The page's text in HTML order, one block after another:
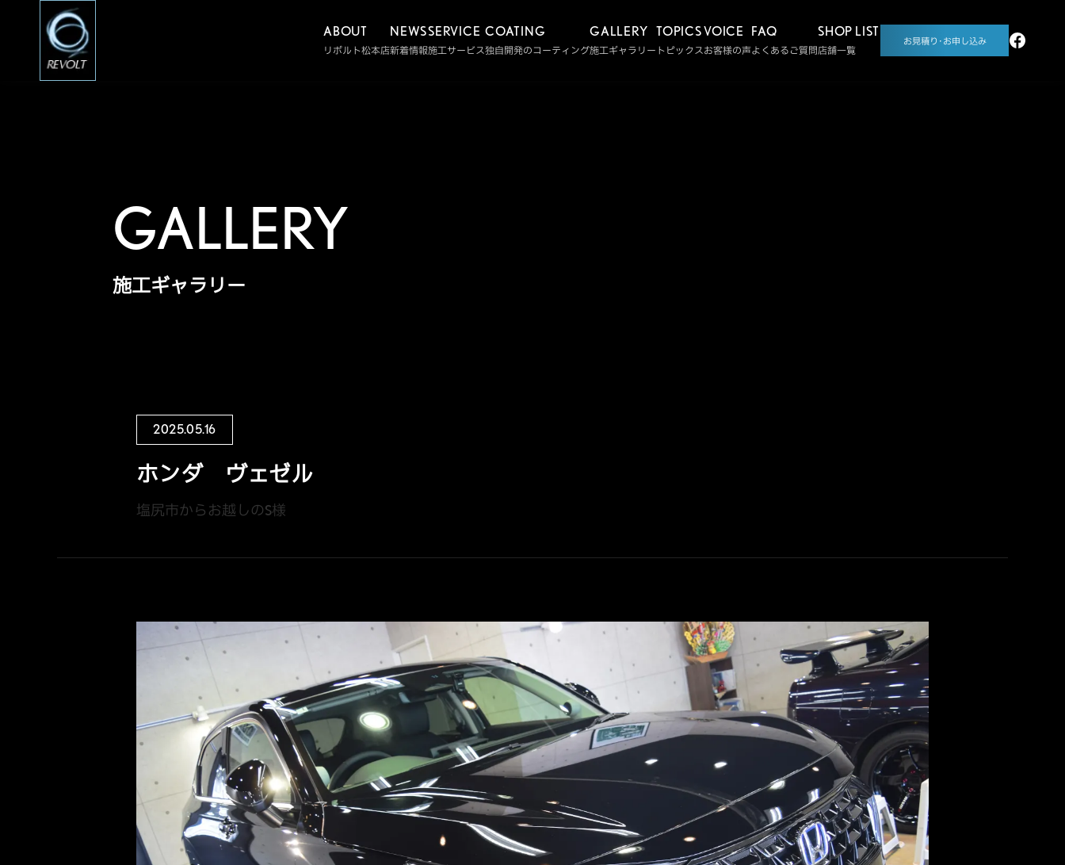
ABOUT
リボルト松本店
NEWS
新着情報
SERVICE
施工サービス
COATING
独自開発のコーティング
GALLERY
施工ギャラリー
TOPICS
トピックス
VOICE
お客様の声
FAQ
よくあるご質問
SHOP LIST
店舗一覧
お見積り･お申し込み
GALLERY
施工ギャラリー
2025.05.16
ホンダ ヴェゼル
塩尻市からお越しのS様